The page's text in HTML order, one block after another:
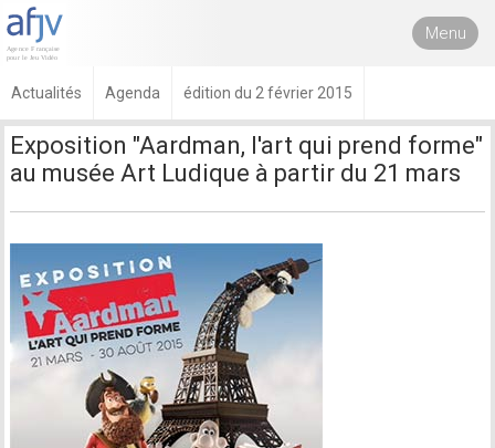
Menu
Actualités Agenda édition du 2 février 2015
Exposition "Aardman, l'art qui prend forme"
au musée Art Ludique à partir du 21 mars